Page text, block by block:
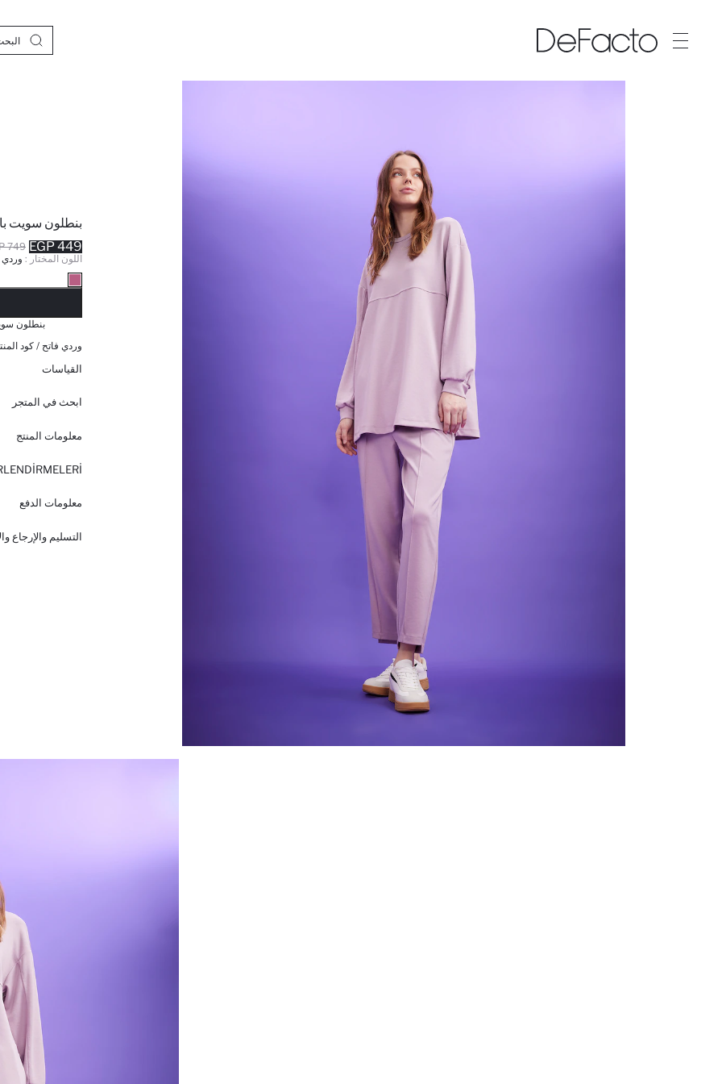
بنطلون سويت
749 EGP 449 EGP
اللون المختار : وردي
بنطلون
وردي فاتح / كود
القياسات
ابحث في المتجر
معلومات المنتج
معلومات الدفع
التسليم والإرجاع